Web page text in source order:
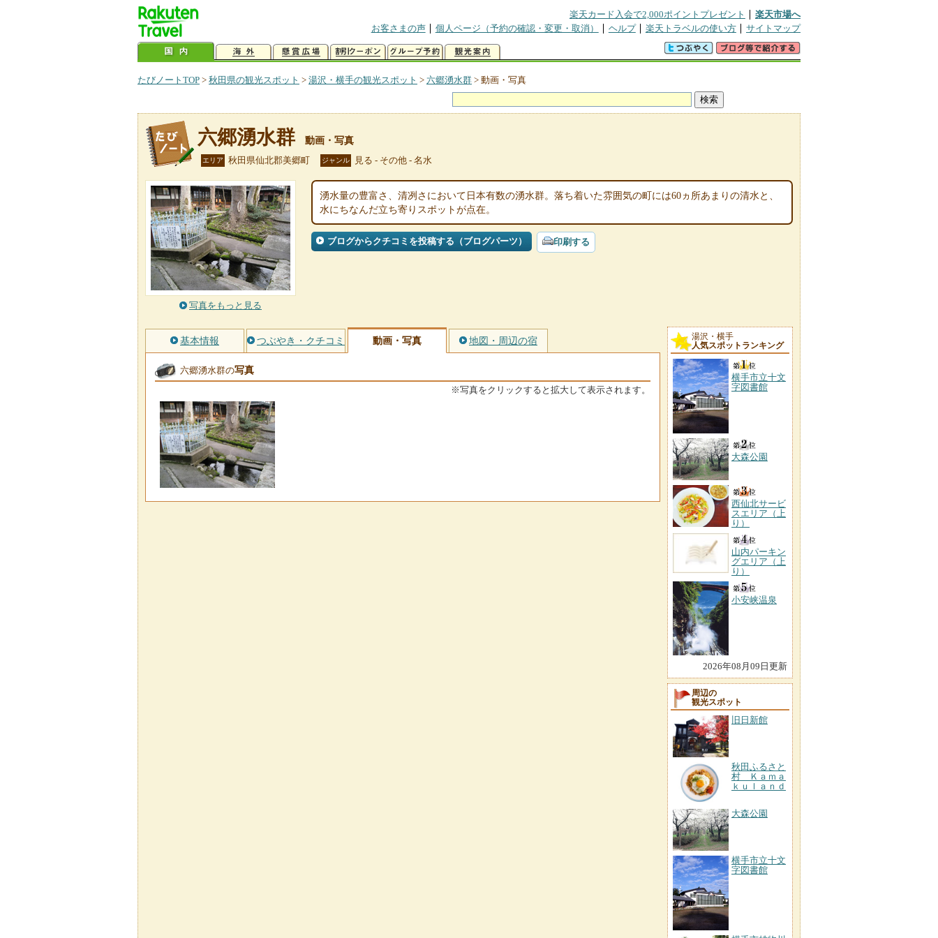
楽天カード入会で2,000ポイントプレゼント
楽天市場へ
お客さまの声
個人ページ（予約の確認・変更・取消） ヘルプ 楽天トラベルの使い方 サイトマップ
たびノートTOP > 秋田県の観光スポット > 湯沢・横手の観光スポット > 六郷湧水群 > 動画・写真
六郷湧水群 動画・写真
エリア 秋田県仙北郡美郷町 ジャンル 見る - その他 - 名水
写真をもっと見る
湧水量の豊富さ、清冽さにおいて日本有数の湧水群。落ち着いた雰囲気の町には60ヵ所あまりの清水と、
水にちなんだ立ち寄りスポットが点在。
ブログからクチコミを投稿する（ブログパーツ） 印刷する
基本情報 つぶやき・クチコミ 動画・写真 地図・周辺の宿
六郷湧水群の写真
※写真をクリックすると拡大して表示されます。
湯沢・横手
人気スポットランキング
横手市立十文
字図書館
大森公園
西仙北サービ
スエリア（上
り）
山内パーキン
グエリア（上
り）
小安峡温泉
2026年08月09日更新
周辺の
観光スポット
旧日新館
秋田ふるさと
村 Ｋａｍａ
ｋｕｌａｎｄ
大森公園
横手市立十文
字図書館